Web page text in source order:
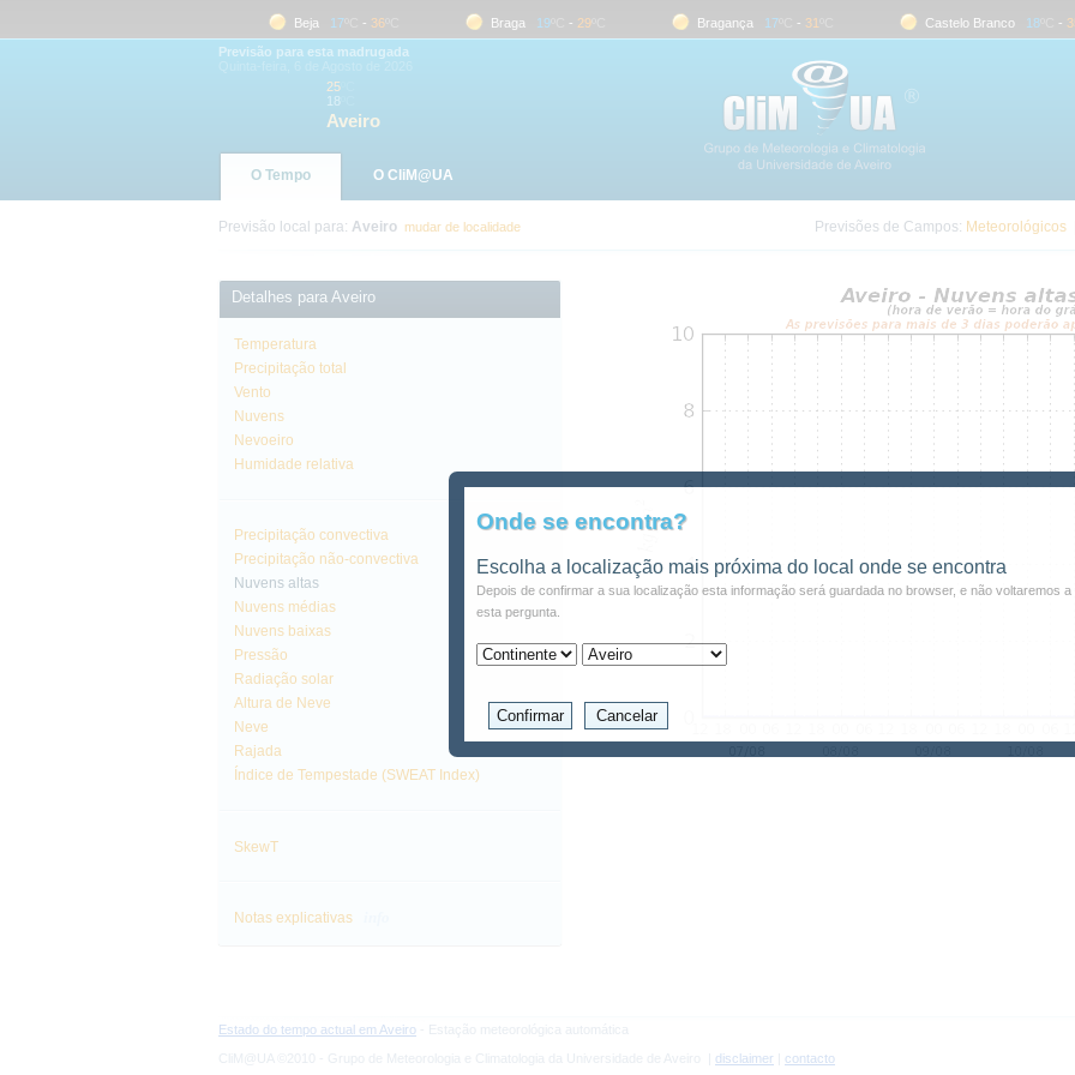
Beja 17 ºC 36 ºC Braga 19 ºC 29 ºC Bragança 17 ºC 31 ºC Castelo Branco 18 ºC 35
Previsão para esta madrugada
25
18
Aveiro
O Tempo O CliM@UA
Previsão local para: Aveiro mudar de localidade Previsões de Campos: Meteorológicos
Detalhes para Aveiro
Temperatura
Precipitação total
Vento
Nuvens
Nevoeiro
Humidade relativa
Precipitação convectiva
Precipitação não-convectiva
Nuvens altas
Nuvens médias
Nuvens baixas
Pressão
Radiação solar
Altura de Neve
Neve
Rajada
Índice de Tempestade (SWEAT Index)
SkewT
Notas explicativas
Estado do tempo actual em Aveiro - Estação meteorológica automática
CliM@UA ©2010 - Grupo de Meteorologia e Climatologia da Universidade de Aveiro | disclaimer contacto
Onde se encontra?
Escolha a localização mais próxima do local onde se encontra
Depois de confirmar a sua localização esta informação será guardada no browser, e não voltaremos a
esta pergunta.